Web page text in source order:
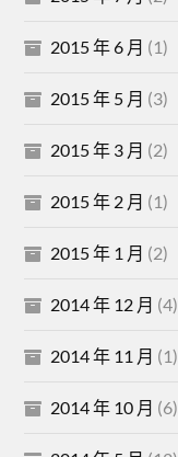
2015 年 6 月 (1)
2015 年 5 月 (3)
2015 年 3 月 (2)
2015 年 2 月 (1)
2015 年 1 月 (2)
2014 年 12 月 (4)
2014 年 11 月 (1)
2014 年 10 月 (6)